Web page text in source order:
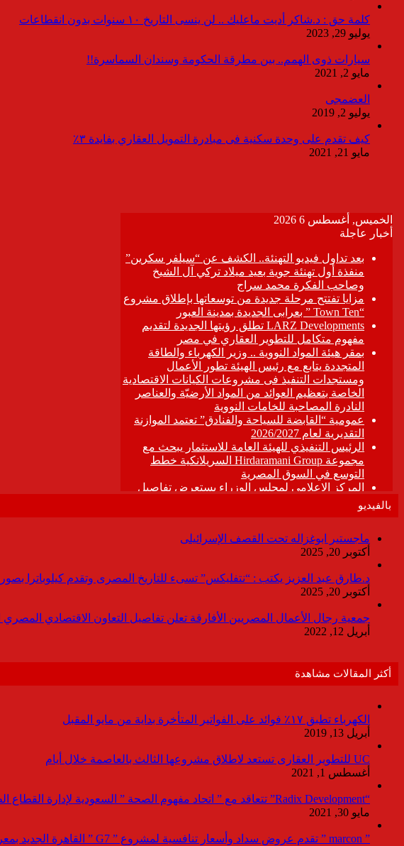
كلمة حق : د.شاكر أديت ماعليك .. لن ينسى التاريخ ١٠ سنوات بدون انقطاعات
يوليو 29, 2023
سيارات ذوى الهمم.. بين مطرقة الحكومة وسندان السماسرة!!
مايو 2, 2021
العضمجى
يوليو 2, 2019
كيف تقدم على وحدة سكنية فى مبادرة التمويل العقاري بفايدة ٣٪
مايو 21, 2021
بالفيديو
ماجستير ابوغزاله تحت القصف الإسرائيلى
أكتوبر 20, 2025
د.طارق عبد العزيز يكتب : “نتفليكس” تسىء للتاريخ المصرى وتقدم كيلوباترا بصورة
أكتوبر 20, 2025
جمعية رجال الأعمال المصريين الأفارقة تعلن تفاصيل التعاون الاقتصادي المصري
أبريل 12, 2022
أكثر المقالات مشاهدة
الكهرباء تطبق ١٧٪ فوائد على الفواتير المتأخرة بداية من مايو المقبل
أبريل 13, 2019
UC للتطوير العقارى تستعد لاطلاق مشروعها الثالث بالعاصمة خلال أيام
أغسطس 1, 2021
“Radix Development” تتعاقد مع ” اتحاد مفهوم الصحة ” السعودية لإدارة القطاع الطبى بمشروع “Agile ” فى العاصمة الإدارية
مايو 30, 2021
” marcon ” تقدم عروض سداد وأسعار تنافسية لمشروع ” G7 ” القاهرة الجديد بمعرض نيكست موف